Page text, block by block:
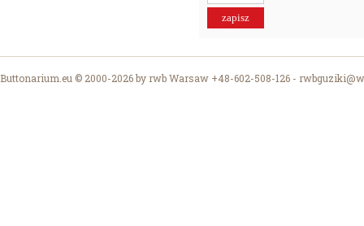
Buttonarium.eu © 2000-2026 by rwb Warsaw +48-602-508-126 -